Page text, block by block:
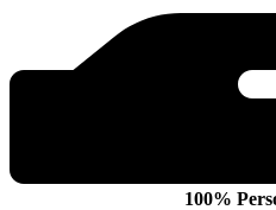
100%